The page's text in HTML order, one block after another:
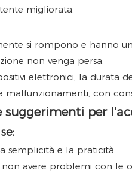
migliorata.
si rompono e hanno
non venga persa.
elettronici; la durata
malfunzionamenti, con
suggerimenti per
semplicità e la praticità
non avere problemi con le